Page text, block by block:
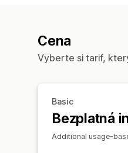
Cena
Vyberte si tarif,
Basic
Bezplatná
Additional usage-